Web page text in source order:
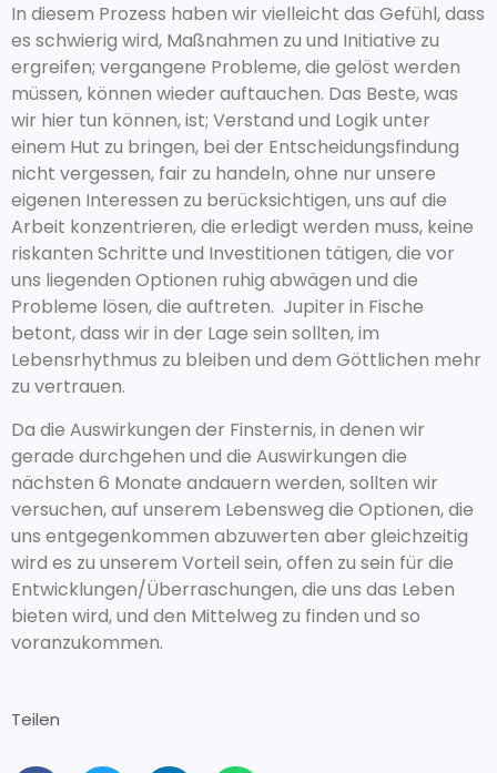
In diesem Prozess haben wir vielleicht das Gefühl, dass
es schwierig wird, Maßnahmen zu und Initiative zu
ergreifen; vergangene Probleme, die gelöst werden
müssen, können wieder auftauchen. Das Beste, was
wir hier tun können, ist; Verstand und Logik unter
einem Hut zu bringen, bei der Entscheidungsfindung
nicht vergessen, fair zu handeln, ohne nur unsere
eigenen Interessen zu berücksichtigen, uns auf die
Arbeit konzentrieren, die erledigt werden muss, keine
riskanten Schritte und Investitionen tätigen, die vor
uns liegenden Optionen ruhig abwägen und die
Probleme lösen, die auftreten. Jupiter in Fische
betont, dass wir in der Lage sein sollten, im
Lebensrhythmus zu bleiben und dem Göttlichen mehr
zu vertrauen.
Da die Auswirkungen der Finsternis, in denen wir
gerade durchgehen und die Auswirkungen die
nächsten 6 Monate andauern werden, sollten wir
versuchen, auf unserem Lebensweg die Optionen, die
uns entgegenkommen abzuwerten aber gleichzeitig
wird es zu unserem Vorteil sein, offen zu sein für die
Entwicklungen/Überraschungen, die uns das Leben
bieten wird, und den Mittelweg zu finden und so
voranzukommen.
Teilen